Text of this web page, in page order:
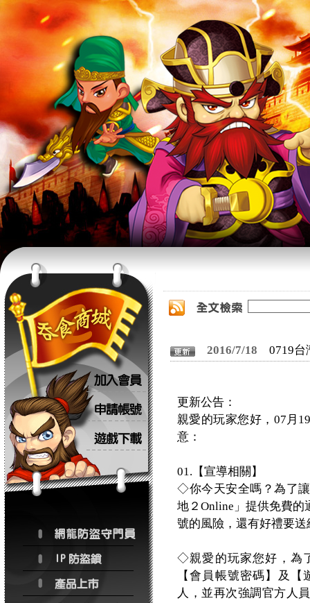
2016/7/18 0719台
更新公告：
親愛的玩家您好，07月
意：
01.【宣導相關】
◇你今天安全嗎？為了
地２Online」提供免費
號的風險，還有好禮要送
◇親愛的玩家您好，為
【會員帳號密碼】及
人，並再次強調官方人